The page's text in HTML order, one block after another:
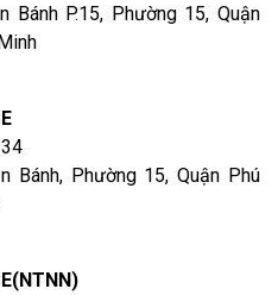
Bánh P.15, Phường 15, Quận
Bánh, Phường 15, Quận Phú